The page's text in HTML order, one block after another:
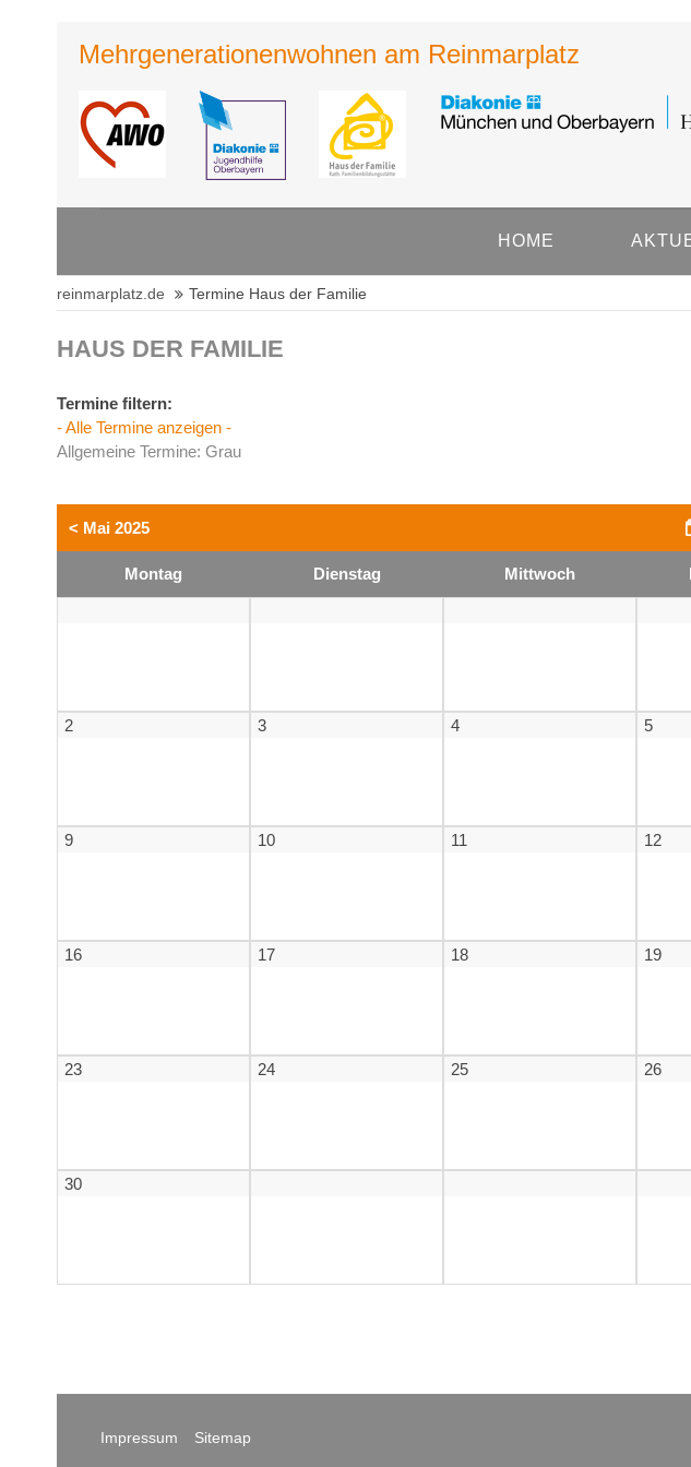
Login
Benutzername
Support
Lorem ipsum dolor sit amet:
24h/ 365days
Mehrgene­rationen­wohnen am Rein­mar­platz
HOME
reinmarplatz.de Termine Haus der Familie
HAUS DER FAMILIE
Termine filtern:
- Alle Termine anzeigen -
Allgemeine Termine: Grau
< Mai 2025
Montag Dienstag Mittwoch
2 3 4 5
9 10 11 12
16 17 18 19
23 24 25 26
30
Impressum Sitemap